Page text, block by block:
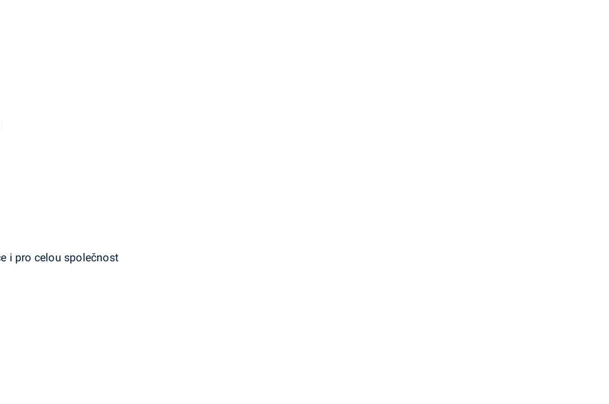
i pro celou společnost